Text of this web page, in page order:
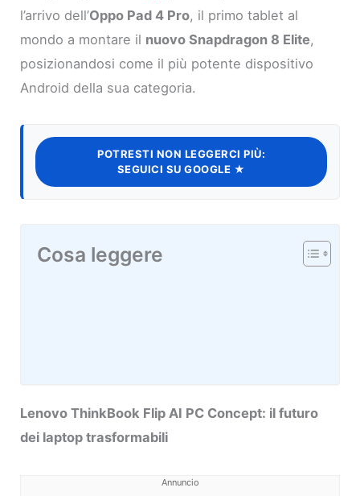
l’arrivo dell’Oppo Pad 4 Pro, il primo tablet al
mondo a montare il nuovo Snapdragon 8 Elite,
posizionandosi come il più potente dispositivo
Android della sua categoria.
POTRESTI NON LEGGERCI PIÙ:
SEGUICI SU GOOGLE ★
Cosa leggere
Lenovo ThinkBook Flip AI PC Concept: il futuro
dei laptop trasformabili
Annuncio